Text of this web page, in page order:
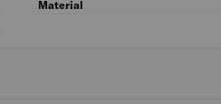
Antal vikleder: 10
Material